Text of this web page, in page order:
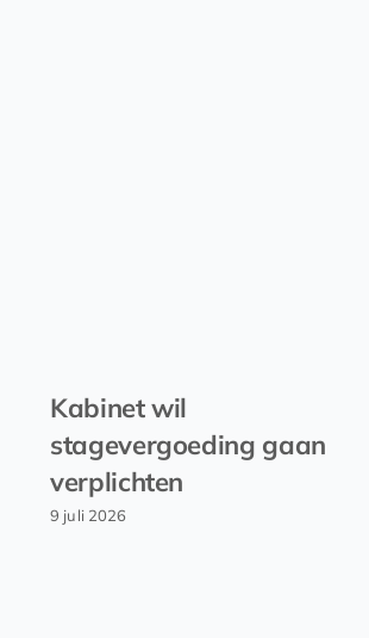
Kabinet wil
stagevergoeding gaan
verplichten
9 juli 2026